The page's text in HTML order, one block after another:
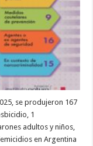
se produjeron 167
1
adultos y niños,
en Argentina